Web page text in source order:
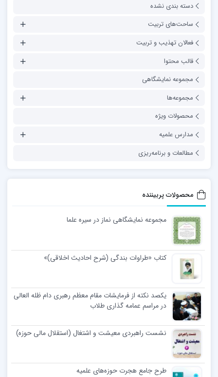
دسته بندی نشده
ساحت‌های تربیت
فعالان تهذیب و تربیت
قالب محتوا
مجموعه نمایشگاهی
مجموعه‌ها
محصولات ویژه
مدارس علمیه
مطالعات و برنامه‌ریزی
محصولات پربیننده
مجموعه نمایشگاهی نماز در سیره علما
کتاب «طراوات بندگی (شرح احادیث اخلاقی)»
یکصد نکته از فرمایشات مقام معظم رهبری دام ظله العالی
در مراسم عمامه گذاری طلاب
نشست راهبردی معیشت و اشتغال (استقلال مالی حوزه)
طرح جامع هجرت حوزه‌های علمیه